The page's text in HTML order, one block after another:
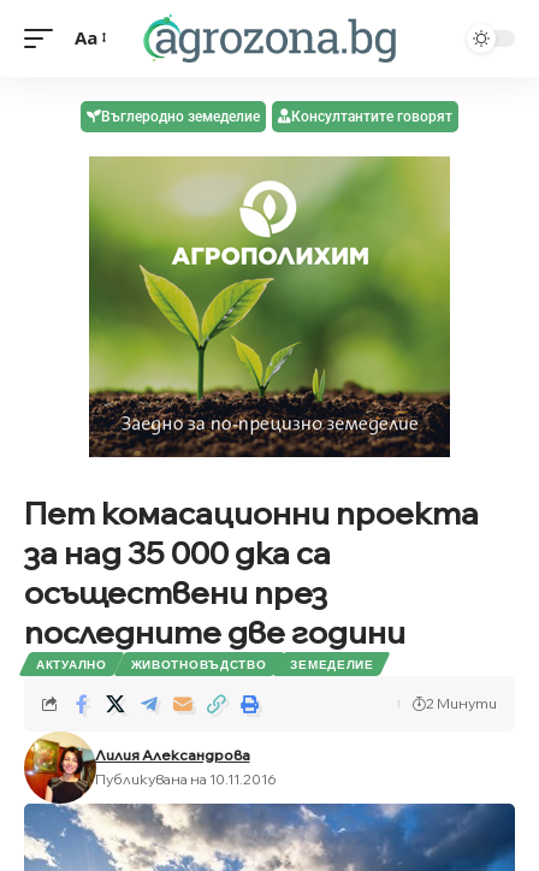
Aa
Въглеродно земеделие Консултантите говорят
Пет комасационни проекта
за над 35 000 дка са
осъществени през
последните две години
АКТУАЛНО ЖИВОТНОВЪДСТВО ЗЕМЕДЕЛИЕ
Лилия Александрова
Публикувана на 10.11.2016
2 Минути